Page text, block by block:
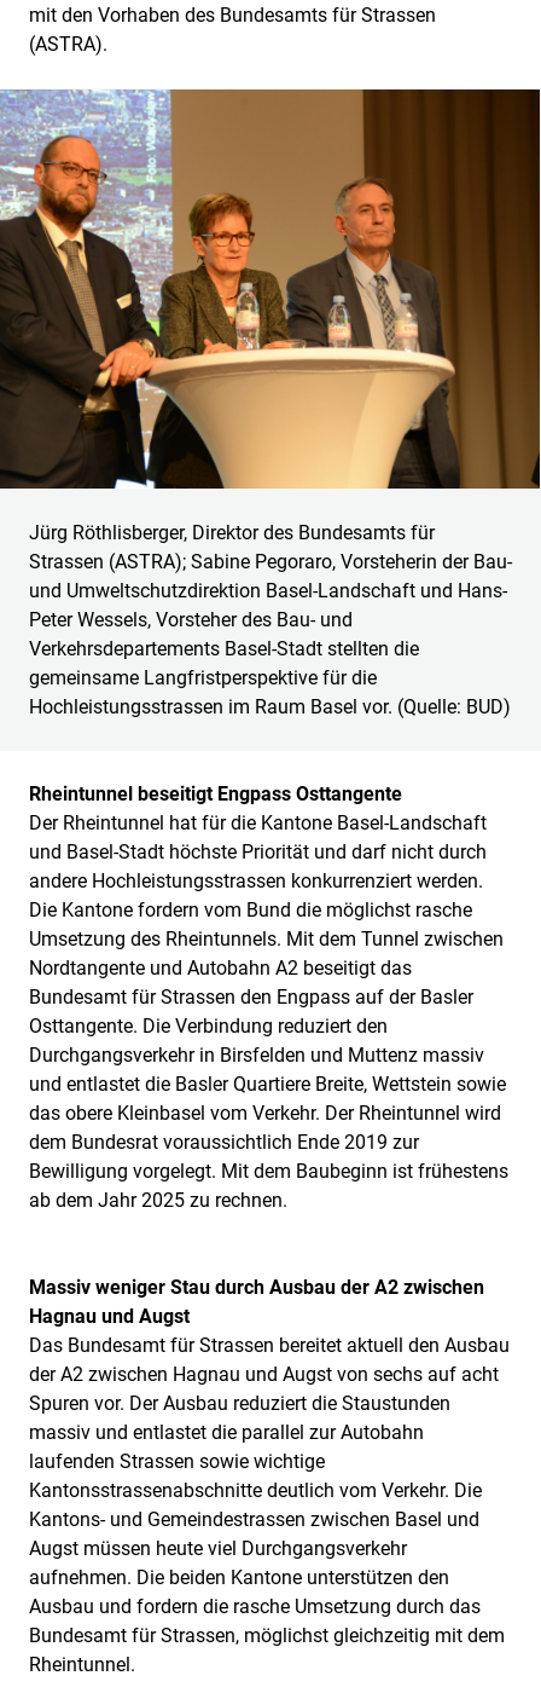
mit den Vorhaben des Bundesamts für Strassen
(ASTRA).
Jürg Röthlisberger, Direktor des Bundesamts für
Strassen (ASTRA); Sabine Pegoraro, Vorsteherin der Bau-
und Umweltschutzdirektion Basel-Landschaft und Hans-
Peter Wessels, Vorsteher des Bau- und
Verkehrsdepartements Basel-Stadt stellten die
gemeinsame Langfristperspektive für die
Hochleistungsstrassen im Raum Basel vor. (Quelle: BUD)
Rheintunnel beseitigt Engpass Osttangente
Der Rheintunnel hat für die Kantone Basel-Landschaft
und Basel-Stadt höchste Priorität und darf nicht durch
andere Hochleistungsstrassen konkurrenziert werden.
Die Kantone fordern vom Bund die möglichst rasche
Umsetzung des Rheintunnels. Mit dem Tunnel zwischen
Nordtangente und Autobahn A2 beseitigt das
Bundesamt für Strassen den Engpass auf der Basler
Osttangente. Die Verbindung reduziert den
Durchgangsverkehr in Birsfelden und Muttenz massiv
und entlastet die Basler Quartiere Breite, Wettstein sowie
das obere Kleinbasel vom Verkehr. Der Rheintunnel wird
dem Bundesrat voraussichtlich Ende 2019 zur
Bewilligung vorgelegt. Mit dem Baubeginn ist frühestens
ab dem Jahr 2025 zu rechnen.
Massiv weniger Stau durch Ausbau der A2 zwischen
Hagnau und Augst
Das Bundesamt für Strassen bereitet aktuell den Ausbau
der A2 zwischen Hagnau und Augst von sechs auf acht
Spuren vor. Der Ausbau reduziert die Staustunden
massiv und entlastet die parallel zur Autobahn
laufenden Strassen sowie wichtige
Kantonsstrassenabschnitte deutlich vom Verkehr. Die
Kantons- und Gemeindestrassen zwischen Basel und
Augst müssen heute viel Durchgangsverkehr
aufnehmen. Die beiden Kantone unterstützen den
Ausbau und fordern die rasche Umsetzung durch das
Bundesamt für Strassen, möglichst gleichzeitig mit dem
Rheintunnel.